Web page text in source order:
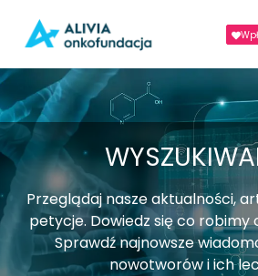
Przeglądaj nasze aktualności,
petycje. Dowiedz się co robimy
Sprawdź najnowsze
nowotworów i ich